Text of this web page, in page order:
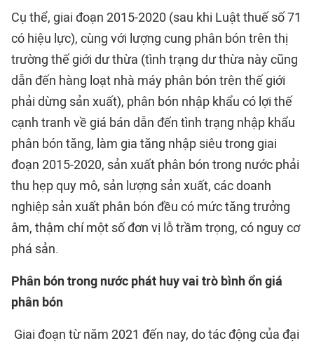
Cụ thể, giai đoạn 2015-2020 (sau khi Luật thuế số 71
có hiệu lực), cùng với lượng cung phân bón trên thị
trường thế giới dư thừa (tình trạng dư thừa này cũng
dẫn đến hàng loạt nhà máy phân bón trên thế giới
phải dừng sản xuất), phân bón nhập khẩu có lợi thế
cạnh tranh về giá bán dẫn đến tình trạng nhập khẩu
phân bón tăng, làm gia tăng nhập siêu trong giai
đoạn 2015-2020, sản xuất phân bón trong nước phải
thu hẹp quy mô, sản lượng sản xuất, các doanh
nghiệp sản xuất phân bón đều có mức tăng trưởng
âm, thậm chí một số đơn vị lỗ trầm trọng, có nguy cơ
phá sản.
Phân bón trong nước phát huy vai trò bình ổn giá
phân bón
Giai đoạn từ năm 2021 đến nay, do tác động của đại